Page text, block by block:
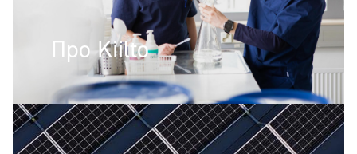
Про Kiilto